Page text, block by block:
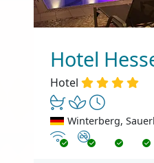
Hotel
Hotel
Winterberg,
InternetNichtraucher